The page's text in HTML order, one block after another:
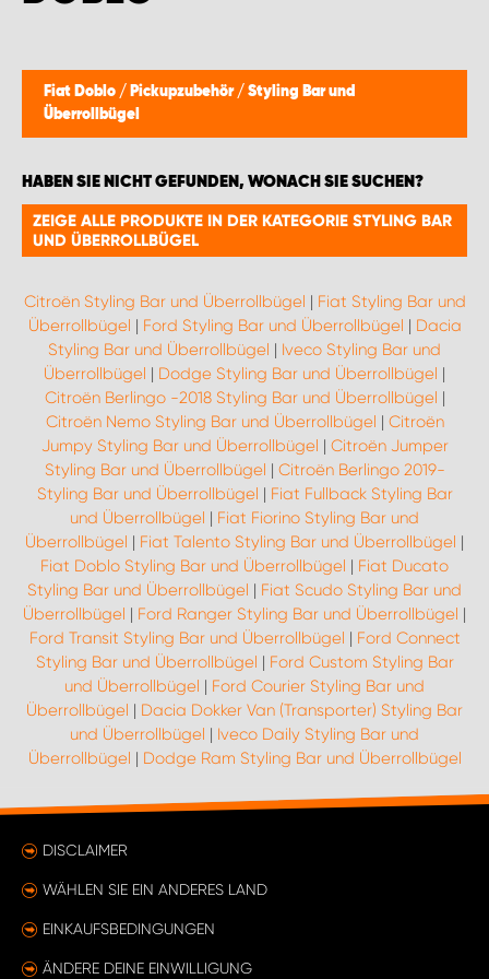
Fiat Doblo / Pickupzubehör / Styling Bar und
Überrollbügel
HABEN SIE NICHT GEFUNDEN, WONACH SIE SUCHEN?
ZEIGE ALLE PRODUKTE IN DER KATEGORIE STYLING BAR
UND ÜBERROLLBÜGEL
Citroën Styling Bar und Überrollbügel | Fiat Styling Bar und
Überrollbügel | Ford Styling Bar und Überrollbügel | Dacia
Styling Bar und Überrollbügel | Iveco Styling Bar und
Überrollbügel | Dodge Styling Bar und Überrollbügel |
Citroën Berlingo -2018 Styling Bar und Überrollbügel |
Citroën Nemo Styling Bar und Überrollbügel | Citroën
Jumpy Styling Bar und Überrollbügel | Citroën Jumper
Styling Bar und Überrollbügel | Citroën Berlingo 2019-
Styling Bar und Überrollbügel | Fiat Fullback Styling Bar
und Überrollbügel | Fiat Fiorino Styling Bar und
Überrollbügel | Fiat Talento Styling Bar und Überrollbügel |
Fiat Doblo Styling Bar und Überrollbügel | Fiat Ducato
Styling Bar und Überrollbügel | Fiat Scudo Styling Bar und
Überrollbügel | Ford Ranger Styling Bar und Überrollbügel |
Ford Transit Styling Bar und Überrollbügel | Ford Connect
Styling Bar und Überrollbügel | Ford Custom Styling Bar
und Überrollbügel | Ford Courier Styling Bar und
Überrollbügel | Dacia Dokker Van (Transporter) Styling Bar
und Überrollbügel | Iveco Daily Styling Bar und
Überrollbügel | Dodge Ram Styling Bar und Überrollbügel
DISCLAIMER
WÄHLEN SIE EIN ANDERES LAND
EINKAUFSBEDINGUNGEN
ÄNDERE DEINE EINWILLIGUNG
MONTAGEPARTNER WIEN 1230
SCHAURAUM ÖSTERREICH